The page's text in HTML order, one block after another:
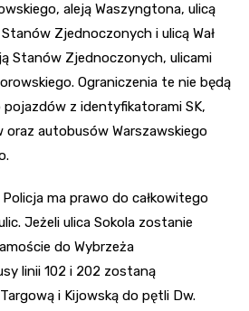
aleją Waszyngtona, ulicą
Zjednoczonych i ulicą Wał
Stanów Zjednoczonych, ulicami
Ograniczenia te nie będą
pojazdów z identyfikatorami SK,
oraz autobusów Warszawskiego
ma prawo do całkowitego
Jeżeli ulica Sokola zostanie
do Wybrzeża
linii 102 i 202 zostaną
i Kijowską do pętli Dw.